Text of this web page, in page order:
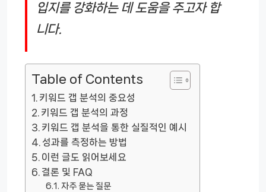
입지를 강화하는 데 도움을 주고자 합
니다.
Table of Contents
키워드 갭 분석의 중요성
키워드 갭 분석의 과정
키워드 갭 분석을 통한 실질적인 예시
성과를 측정하는 방법
이런 글도 읽어보세요
결론 및 FAQ
자주 묻는 질문